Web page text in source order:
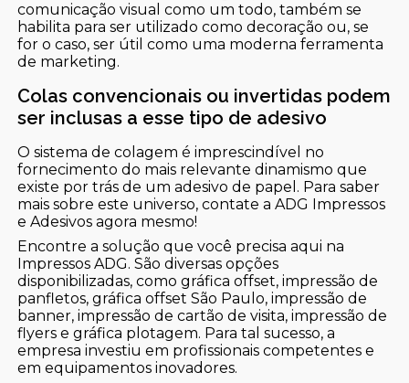
comunicação visual como um todo, também se
habilita para ser utilizado como decoração ou, se
for o caso, ser útil como uma moderna ferramenta
de marketing.
Colas convencionais ou invertidas podem
ser inclusas a esse tipo de adesivo
O sistema de colagem é imprescindível no
fornecimento do mais relevante dinamismo que
existe por trás de um adesivo de papel. Para saber
mais sobre este universo, contate a ADG Impressos
e Adesivos agora mesmo!
Encontre a solução que você precisa aqui na
Impressos ADG. São diversas opções
disponibilizadas, como gráfica offset, impressão de
panfletos, gráfica offset São Paulo, impressão de
banner, impressão de cartão de visita, impressão de
flyers e gráfica plotagem. Para tal sucesso, a
empresa investiu em profissionais competentes e
em equipamentos inovadores.